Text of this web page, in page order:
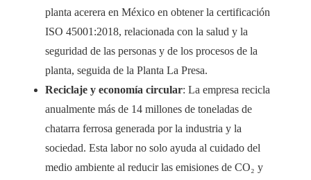
planta acerera en México en obtener la certificación
ISO 45001:2018, relacionada con la salud y la
seguridad de las personas y de los procesos de la
planta, seguida de la Planta La Presa.
Reciclaje y economía circular: La empresa recicla
anualmente más de 14 millones de toneladas de
chatarra ferrosa generada por la industria y la
sociedad. Esta labor no solo ayuda al cuidado del
medio ambiente al reducir las emisiones de CO₂ y